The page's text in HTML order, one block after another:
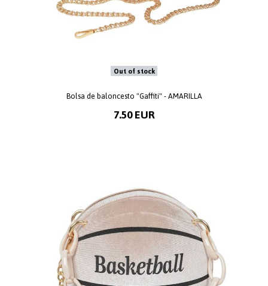
Out of stock
Bolsa de baloncesto "Gaffiti" - AMARILLA
7.50 EUR